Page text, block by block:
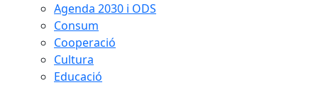
Agenda 2030 i ODS
Consum
Cooperació
Cultura
Educació